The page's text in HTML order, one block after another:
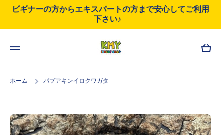
コンテンツにスキップ
ビギナーの方からエキスパートの方まで安心してご利用
下さい♪
ー
ホーム パプアキンイロクワガタ
商品情報にスキップ